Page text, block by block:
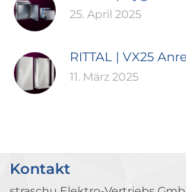
25. April 2025
RITTAL | VX25
11. März 2025
Kontakt